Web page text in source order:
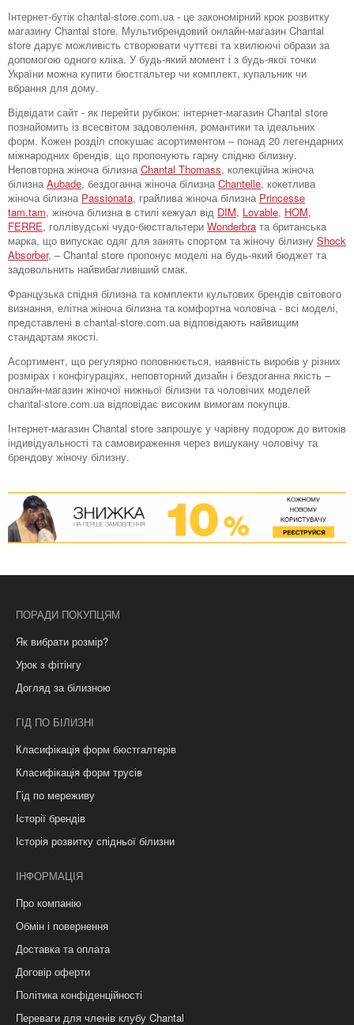
Інтернет-бутік chantal-store.com.ua - це закономірний крок розвитку
магазину Chantal store. Мультибрендовий онлайн-магазин Chantal
store дарує можливість створювати чуттєві та хвилюючі образи за
допомогою одного кліка. У будь-який момент і з будь-якої точки
України можна купити бюстгальтер чи комплект, купальник чи
вбрання для дому.
Відвідати сайт - як перейти рубікон: інтернет-магазин Chantal store
познайомить із всесвітом задоволення, романтики та ідеальних
форм. Кожен розділ спокушає асортиментом – понад 20 легендарних
міжнародних брендів, що пропонують гарну спідню білизну.
Неповторна жіноча білизна Chantal Thomass, колекційна жіноча
білизна Aubade, бездоганна жіноча білизна Chantelle, кокетлива
жіноча білизна Passionata, грайлива жіноча білизна Princesse
tam.tam, жіноча білизна в стилі кежуал від DIM, Lovable, HOM,
FERRE, голлівудські чудо-бюстгальтери Wonderbra та британська
марка, що випускає одяг для занять спортом та жіночу білизну Shock
Absorber, – Chantal store пропонує моделі на будь-який бюджет та
задовольнить найвибагливіший смак.
Французька спідня білизна та комплекти культових брендів світового
визнання, елітна жіноча білизна та комфортна чоловіча - всі моделі,
представлені в chantal-store.com.ua відповідають найвищим
стандартам якості.
Асортимент, що регулярно поповнюється, наявність виробів у різних
розмірах і конфігураціях, неповторний дизайн і бездоганна якість –
онлайн-магазин жіночої нижньої білизни та чоловічих моделей
chantal-store.com.ua відповідає високим вимогам покупців.
Інтернет-магазин Chantal store запрошує у чарівну подорож до витоків
індивідуальності та самовираження через вишукану чоловічу та
брендову жіночу білизну.
ПОРАДИ ПОКУПЦЯМ
Як вибрати розмір?
Урок з фітінгу
Догляд за білизною
ГІД ПО БІЛИЗНІ
Класифікація форм бюстгалтерів
Класифікація форм трусів
Гід по мереживу
Історії брендів
Історія розвитку спідньої білизни
ІНФОРМАЦІЯ
Про компанію
Обмін і повернення
Доставка та оплата
Договір оферти
Політика конфіденційності
Переваги для членів клубу Chantal